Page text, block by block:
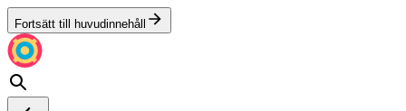
Fortsätt till huvudinnehåll